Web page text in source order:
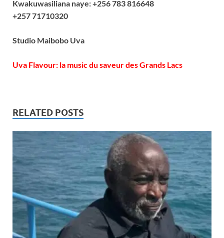
Kwakuwasiliana naye: +256 783 816648
+257 71710320
Studio Maibobo Uva
Uva Flavour: la music du saveur des Grands Lacs
RELATED POSTS